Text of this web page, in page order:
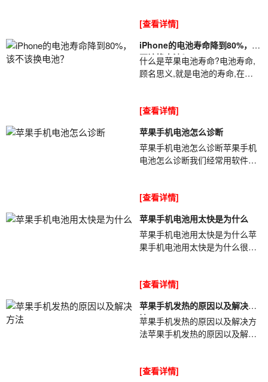
快了...
如下:苹果 的有限保修可以为因制
障,但不会为因正常使用而损耗的
电池提供保障.电池的更换费用取
决于 iPhone 机型,以及问题在不
障范围内....
[查看详情]
iPhone的电池寿命降到80%，该
不该换电池？
什么是苹果电池寿命?电池寿命,
顾名思义,就是电池的寿命,在
命”,我们打开后会看到一个“电池
大容量,比如电池容量85%的意思
就是：相比于新电池而言,你现在
的电池容量只有新电池的85%,如
[查看详情]
苹果手机电池怎么诊断
苹果手机电池怎么诊断苹果手机
电池怎么诊断我们经常用软件检
自iOS1...
[查看详情]
苹果手机电池用太快是为什么
苹果手机电池用太快是为什么苹
果手机电池用太快是为什么很多
的续航能力就...
[查看详情]
苹果手机发热的原因以及解决方
法
苹果手机发热的原因以及解决方
法苹果手机发热的原因以及解决
手机...
[查看详情]